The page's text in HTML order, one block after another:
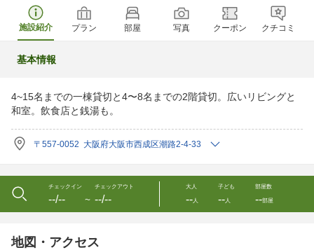
施設紹介 プラン 部屋 写真 クーポン クチコミ
基本情報
4~15名までの一棟貸切と4〜8名までの2階貸切。広いリビングと
和室。飲食店と銭湯も。
〒557-0052 大阪府大阪市西成区潮路2-4-33
チェックイン
--/-- 〜
チェックアウト
--/--
大人
--人
子ども
--人
部屋数
--部屋
地図・アクセス